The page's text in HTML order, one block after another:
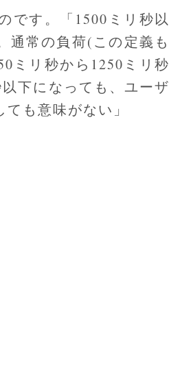
です。「1500ミリ秒以
通常の負荷(この定義も
ミリ秒から1250ミリ秒
下になっても、ユーザ
も意味がない」